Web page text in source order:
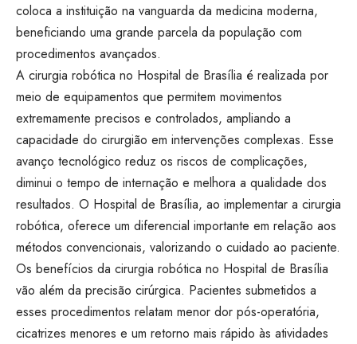
coloca a instituição na vanguarda da medicina moderna,
beneficiando uma grande parcela da população com
procedimentos avançados.
A cirurgia robótica no Hospital de Brasília é realizada por
meio de equipamentos que permitem movimentos
extremamente precisos e controlados, ampliando a
capacidade do cirurgião em intervenções complexas. Esse
avanço tecnológico reduz os riscos de complicações,
diminui o tempo de internação e melhora a qualidade dos
resultados. O Hospital de Brasília, ao implementar a cirurgia
robótica, oferece um diferencial importante em relação aos
métodos convencionais, valorizando o cuidado ao paciente.
Os benefícios da cirurgia robótica no Hospital de Brasília
vão além da precisão cirúrgica. Pacientes submetidos a
esses procedimentos relatam menor dor pós-operatória,
cicatrizes menores e um retorno mais rápido às atividades